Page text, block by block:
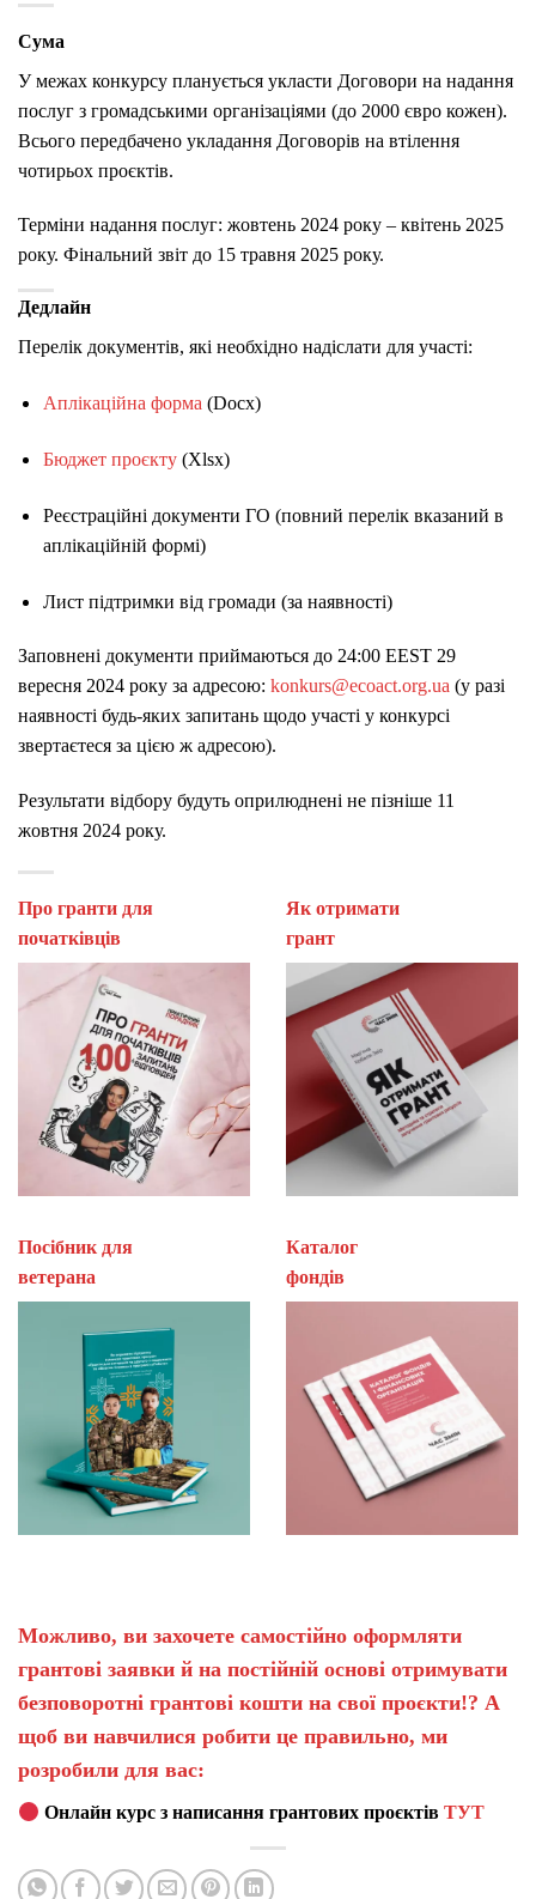
Сума
У межах конкурсу планується укласти Договори на надання
послуг з громадськими організаціями (до 2000 євро кожен).
Всього передбачено укладання Договорів на втілення
чотирьох проєктів.
Терміни надання послуг: жовтень 2024 року – квітень 2025
року. Фінальний звіт до 15 травня 2025 року.
Дедлайн
Перелік документів, які необхідно надіслати для участі:
Аплікаційна форма (Docx)
Бюджет проєкту(Xlsx)
Реєстраційні документи ГО (повний перелік вказаний в
аплікаційній формі)
Лист підтримки від громади (за наявності)
Заповнені документи приймаються до 24:00 EEST 29
вересня 2024 року за адресою: konkurs@ecoact.org.ua (у разі
наявності будь-яких запитань щодо участі у конкурсі
звертаєтеся за цією ж адресою).
Результати відбору будуть оприлюднені не пізніше 11
жовтня 2024 року.
Про гранти для
початківців
Як отримати
Посібник для
ветерана
Каталог
Можливо, ви захочете самостійно оформляти
грантові заявки й на постійній основі отримувати
безповоротні грантові кошти на свої проєкти!? А
щоб ви навчилися робити це правильно, ми
розробили для вас:
Онлайн курс з написання грантових проєктівТУТ